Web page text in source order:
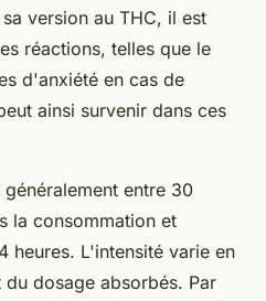
version au THC, il est
réactions, telles que le
d'anxiété en cas de
ainsi survenir dans ces
entre 30
la consommation et
heures. L'intensité varie en
dosage absorbés. Par